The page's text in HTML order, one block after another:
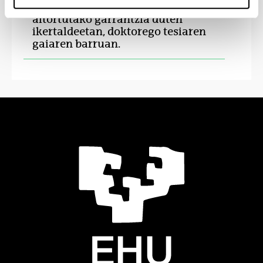
egonaldiak egitea, nazioartean
aitortutako garrantzia duten
ikertaldeetan, doktorego tesiaren
gaiaren barruan.